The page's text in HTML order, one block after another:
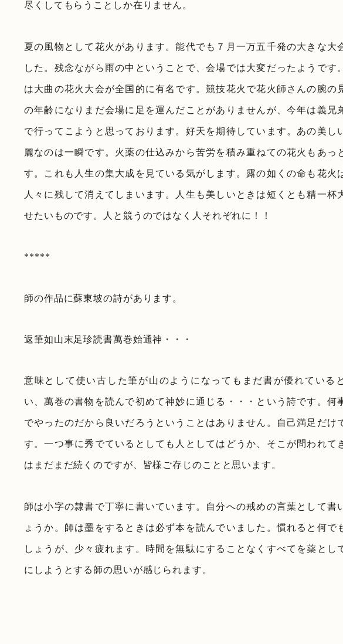
尽くしてもらうことしか在りません。
夏の風物として花火があります。能代でも７月一万五千発の大きな大
した。残念ながら雨の中ということで、会場では大変だったようです
は大曲の花火大会が全国的に有名です。競技花火で花火師さんの腕の
の年齢になりまだ会場に足を運んだことがありませんが、今年は義兄
で行ってこようと思っております。好天を期待しています。あの美し
麗なのは一瞬です。火薬の仕込みから苦労を積み重ねての花火もあっ
す。これも人生の集大成を見ている気がします。露の如くの命も花火
人々に残して消えてしまいます。人生も美しいときは短くとも精一杯
せたいものです。人と競うのではなく人それぞれに！！
*****
師の作品に蘇東坡の詩があります。
返筆如山末足珍読書萬巻始通神・・・
意味として使い古した筆が山のようになってもまだ書が優れている
い、萬巻の書物を読んで初めて神妙に通じる・・・という詩です。何
でやったのだから良いだろうということはありません。自己満足だけ
す。一つ事に秀でているとしても人としてはどうか、そこが問われて
はまだまだ続くのですが、皆様ご存じのことと思います。
師は小字の隷書で丁寧に書いています。自分への戒めの言葉として書
ょうか。師は墨をするときは必ず本を読んでいました。慣れると何で
しょうが、少々疲れます。時間を無駄にすることなくすべてを薬とし
にしようとする師の思いが感じられます。